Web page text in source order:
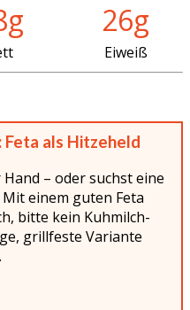
26g
Eiweiß
als Hitzeheld
– oder suchst eine
einem guten Feta
bitte kein Kuhmilch-
grillfeste Variante